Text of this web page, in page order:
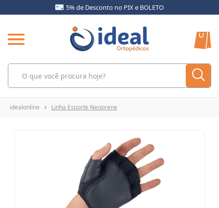
5% de Desconto no PIX e BOLETO
idealonline Linha Esporte Neoprene